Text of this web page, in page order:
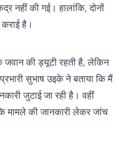
नहीं की गई। हालांकि, दोनों
है।
जवान की ड्यूटी रहती है, लेकिन
सुभाष उइके ने बताया कि मैं
जुटाई जा रही है। वहीं
मामले की जानकारी लेकर जांच